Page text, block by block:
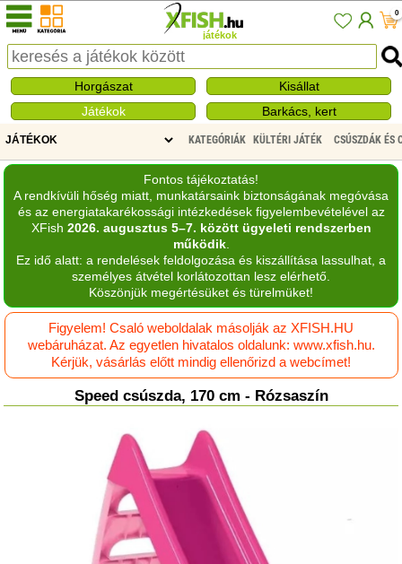
játékok
0
Horgászat
Kisállat
Játékok
Barkács, kert
KATEGÓRIÁK KÜLTÉRI JÁTÉK CSÚSZDÁK ÉS
Fontos tájékoztatás!
A rendkívüli hőség miatt, munkatársaink biztonságának megóvása
és az energiatakarékossági intézkedések figyelembevételével az
XFish 2026. augusztus 5–7. között ügyeleti rendszerben
működik.
Ez idő alatt: a rendelések feldolgozása és kiszállítása lassulhat, a
személyes átvétel korlátozottan lesz elérhető.
Köszönjük megértésüket és türelmüket!
Figyelem! Csaló weboldalak másolják az XFISH.HU
webáruházat. Az egyetlen hivatalos oldalunk: www.xfish.hu.
Kérjük, vásárlás előtt mindig ellenőrizd a webcímet!
Speed csúszda, 170 cm - Rózsaszín